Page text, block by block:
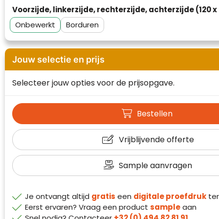
Waterman
Voorzijde, linkerzijde, rechterzijde, achterzijde (120
Onbewerkt
Borduren
Jouw selectie en prijs
Selecteer jouw opties voor de prijsopgave.
Bestellen
Vrijblijvende offerte
Sample aanvragen
Je ontvangt altijd gratis een digitale proefdrukter
Eerst ervaren? Vraag een product sampleaan
Klantenbeoordelingen laten zien hoe een
van klanten voldoet.
Trustindex werkt samen met 137